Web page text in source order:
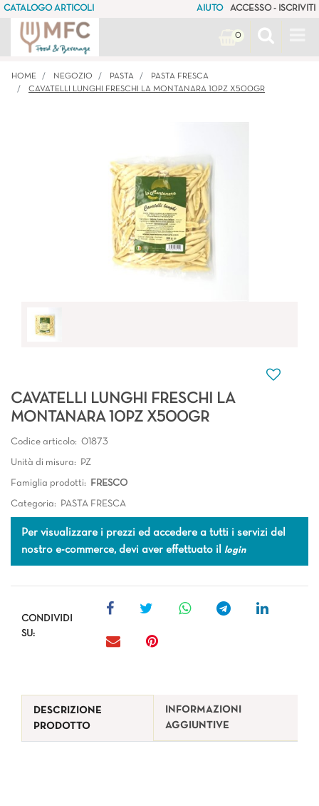
CATALOGO ARTICOLI AIUTO ACCESSO - ISCRIVITI
0
HOME NEGOZIO PASTA
PASTA FRESCA
CAVATELLI LUNGHI FRESCHI LA MONTANARA 10PZ X500GR
CAVATELLI LUNGHI FRESCHI LA
MONTANARA 10PZ X500GR
Codice articolo: 01873
Unità di misura: PZ
Famiglia prodotti: FRESCO
Categoria: PASTA FRESCA
Per visualizzare i prezzi ed accedere a tutti i servizi del
nostro e-commerce, devi aver effettuato il login
CONDIVIDI
SU:
DESCRIZIONE
PRODOTTO
INFORMAZIONI
AGGIUNTIVE